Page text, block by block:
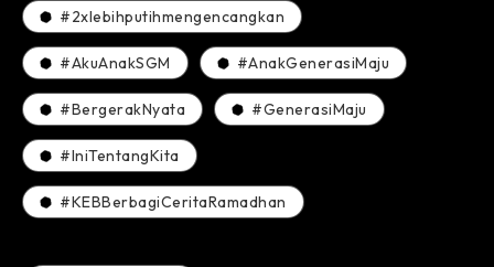
#2xlebihputihmengencangkan
#AkuAnakSGM #AnakGenerasiMaju
#BergerakNyata #GenerasiMaju
#IniTentangKita
#KEBBerbagiCeritaRamadhan